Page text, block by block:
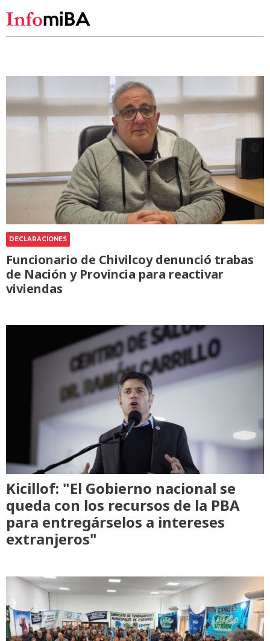
DECLARACIONES
Funcionario de Chivilcoy denunció trabas
de Nación y Provincia para reactivar
viviendas
Kicillof: "El Gobierno nacional se
queda con los recursos de la PBA
para entregárselos a intereses
extranjeros"